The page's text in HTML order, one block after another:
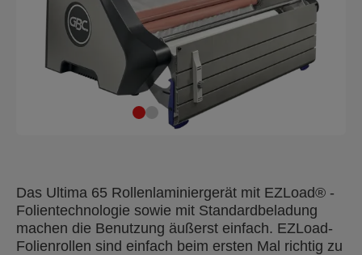
Das Ultima 65 Rollenlaminiergerät mit EZLoad® -
Folientechnologie sowie mit Standardbeladung
machen die Benutzung äußerst einfach. EZLoad-
Folienrollen sind einfach beim ersten Mal richtig zu